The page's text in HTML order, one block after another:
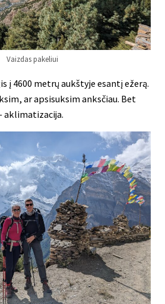
Vaizdas pakeliui
į 4600 metrų aukštyje esantį ežerą.
ar apsisuksim anksčiau. Bet
aklimatizacija.